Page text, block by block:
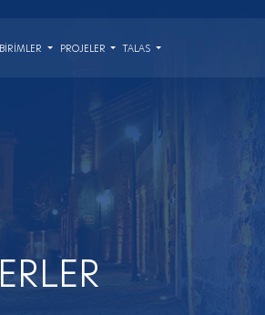
BIRIMLER PROJELER TALAS